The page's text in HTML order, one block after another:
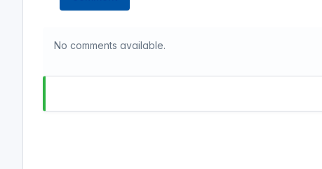
No comments available.